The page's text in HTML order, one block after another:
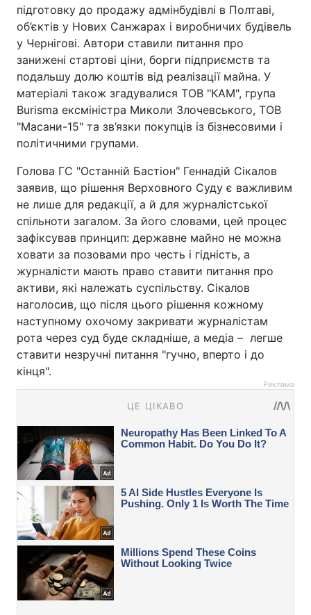
підготовку до продажу адмінбудівлі в Полтаві,
об’єктів у Нових Санжарах і виробничих будівель
у Чернігові. Автори ставили питання про
занижені стартові ціни, борги підприємств та
подальшу долю коштів від реалізації майна. У
матеріалі також згадувалися ТОВ "КАМ", група
Burisma ексміністра Миколи Злочевського, ТОВ
"Масани-15" та зв’язки покупців із бізнесовими і
політичними групами.
Голова ГС "Останній Бастіон" Геннадій Сікалов
заявив, що рішення Верховного Суду є важливим
не лише для редакції, а й для журналістської
спільноти загалом. За його словами, цей процес
зафіксував принцип: державне майно не можна
ховати за позовами про честь і гідність, а
журналісти мають право ставити питання про
активи, які належать суспільству. Сікалов
наголосив, що після цього рішення кожному
наступному охочому закривати журналістам
рота через суд буде складніше, а медіа – легше
ставити незручні питання "гучно, вперто і до
кінця".
Реклама